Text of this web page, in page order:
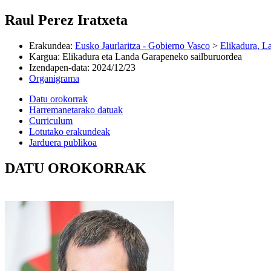
Raul Perez Iratxeta
Erakundea: Eusko Jaurlaritza - Gobierno Vasco > Elikadura,
Kargua: Elikadura eta Landa Garapeneko sailburuordea
Izendapen-data: 2024/12/23
Organigrama
Datu orokorrak
Harremanetarako datuak
Curriculum
Lotutako erakundeak
Jarduera publikoa
DATU OROKORRAK